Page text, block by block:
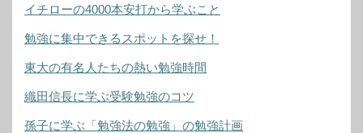
イチローの4000本安打から学ぶこと
勉強に集中できるスポットを探せ！
東大の有名人たちの熱い勉強時間
織田信長に学ぶ受験勉強のコツ
孫子に学ぶ「勉強法の勉強」の勉強計画